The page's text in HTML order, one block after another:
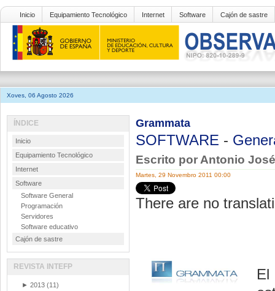
Inicio Equipamiento Tecnológico Internet Software Cajón de sastre
Xoves, 06 Agosto 2026
Grammata
SOFTWARE -
Escrito por Antonio
Martes, 29 Novembro 2011 00:00
There are no
El
ÍNDICE
Inicio
Equipamiento Tecnológico
Internet
Software
Software General
Programación
Servidores
Software educativo
Cajón de sastre
REVISTA INTEFP
► 2013 (11)